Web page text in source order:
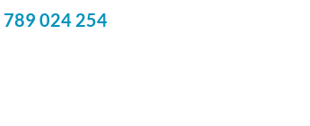
789 024 254